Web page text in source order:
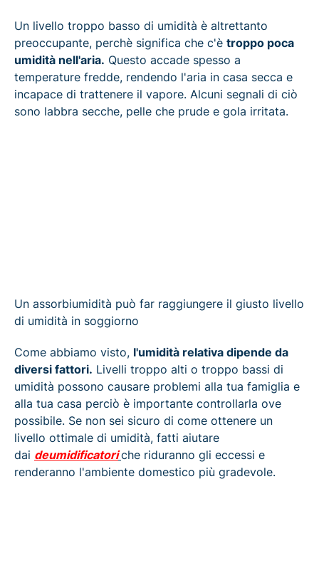
Un livello troppo basso di umidità è altrettanto
preoccupante, perchè significa che c'è troppo poca
umidità nell'aria. Questo accade spesso a
temperature fredde, rendendo l'aria in casa secca e
incapace di trattenere il vapore. Alcuni segnali di ciò
sono labbra secche, pelle che prude e gola irritata.
Un assorbiumidità può far raggiungere il giusto livello
di umidità in soggiorno
Come abbiamo visto, l'umidità relativa dipende da
diversi fattori. Livelli troppo alti o troppo bassi di
umidità possono causare problemi alla tua famiglia e
alla tua casa perciò è importante controllarla ove
possibile. Se non sei sicuro di come ottenere un
livello ottimale di umidità, fatti aiutare
dai deumidificatori che riduranno gli eccessi e
renderanno l'ambiente domestico più gradevole.